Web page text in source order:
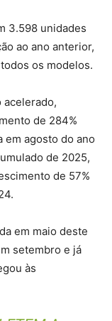
3.598 unidades
ao ano anterior,
os modelos.
acelerado,
de 284%
em agosto do ano
de 2025,
de 57%
em maio deste
setembro e já
às